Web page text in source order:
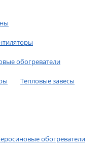
обогреватели
Тепловые завесы
обогреватели